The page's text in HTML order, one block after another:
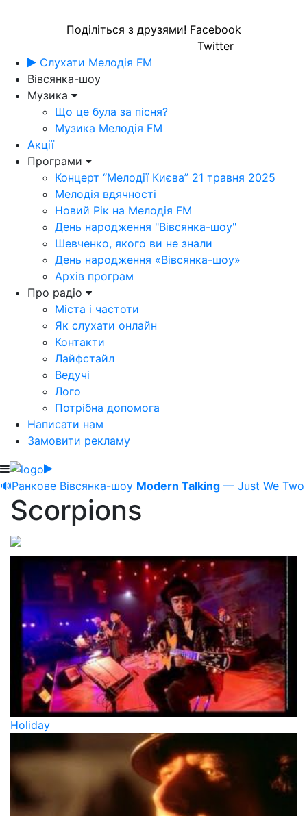
Поділіться з друзями! Facebook
Twitter
Слухати Мелодія FM
Вівсянка-шоу
Музика
Що це була за пісня?
Музика Мелодія FM
Акції
Програми
Концерт “Мелодії Києва” 21 травня 2025
Мелодія вдячності
Новий Рік на Мелодія FM
День народження "Вівсянка-шоу"
Шевченко, якого ви не знали
День народження «Вівсянка-шоу»
Архів програм
Про радіо
Міста і частоти
Як слухати онлайн
Контакти
Лайфстайл
Ведучі
Лого
Потрібна допомога
Написати нам
Замовити рекламу
🔊Ранкове Вівсянка-шоу Modern Talking — Just We Two
Scorpions
Holiday